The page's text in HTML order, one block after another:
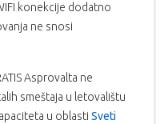
konekcije dodatno
ne snosi
Asprovalta ne
smeštaja u letovalištu
u oblasti Sveti